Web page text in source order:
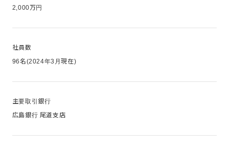
2,000万円
社員数
96名(2024年3月現在)
主要取引銀行
広島銀行 尾道支店